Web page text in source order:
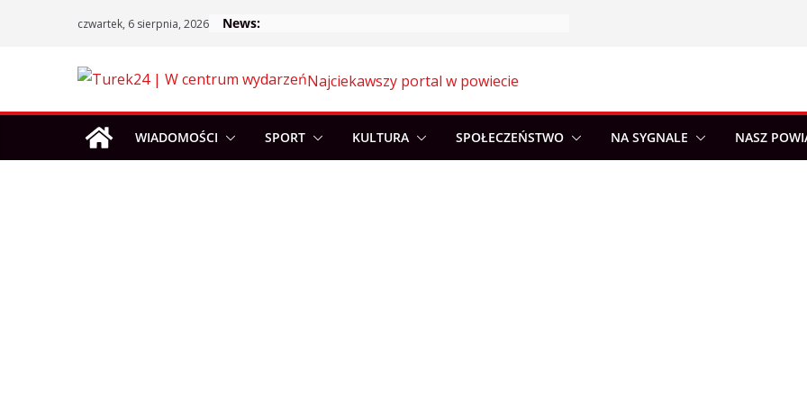
czwartek, 6 sierpnia, 2026 News:
Najciekawszy portal w powiecie
WIADOMOŚCI SPORT KULTURA SPOŁECZEŃSTWO NA SYGNALE NASZ